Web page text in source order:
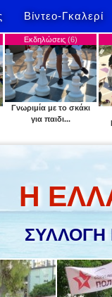
Βίντεο-Γκαλερί
(6)
το σκάκι
Εκδηλώσεις
Yoga στο
Κέντρου
Η